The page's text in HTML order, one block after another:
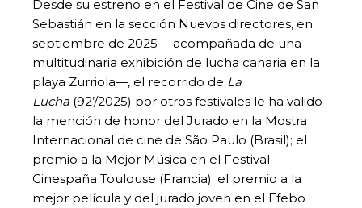
Desde su estreno en el Festival de Cine de San
Sebastián en la sección Nuevos directores, en
septiembre de 2025 —acompañada de una
multitudinaria exhibición de lucha canaria en la
playa Zurriola—, el recorrido de La
Lucha (92’/2025) por otros festivales le ha valido
la mención de honor del Jurado en la Mostra
Internacional de cine de São Paulo (Brasil); el
premio a la Mejor Música en el Festival
Cinespaña Toulouse (Francia); el premio a la
mejor película y del jurado joven en el Efebo